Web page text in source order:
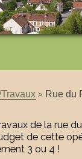
> Rue du
de la rue
de cette
3 ou 4 !